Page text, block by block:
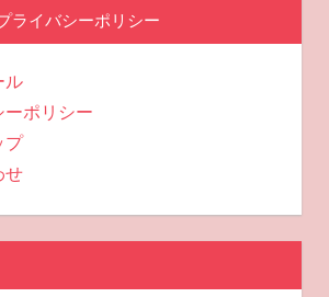
ライバシーポリシー
ル
ポリシー
プ
せ